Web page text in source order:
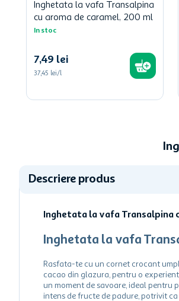
Inghetata la vafa Transalpina
cu aroma de caramel, 200 ml
In stoc
7,49 lei
37,45 lei/l
Descriere produs
Inghetata la vafa Transalpina
Inghetata la vafa
Rasfata-te cu un cornet crocant
cacao din glazura, pentru o
un moment de savoare, ideal pentru
intens de fructe de padure, potrivit